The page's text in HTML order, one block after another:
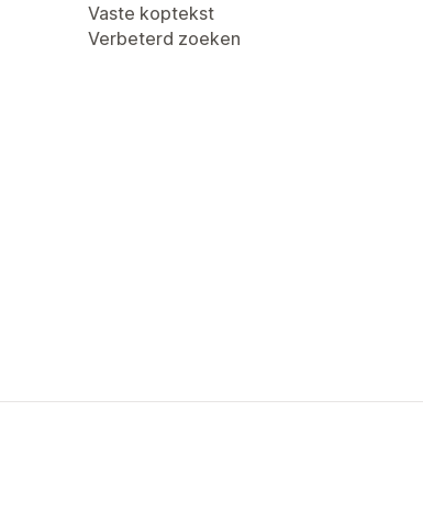
Vaste koptekst
Verbeterd zoeken